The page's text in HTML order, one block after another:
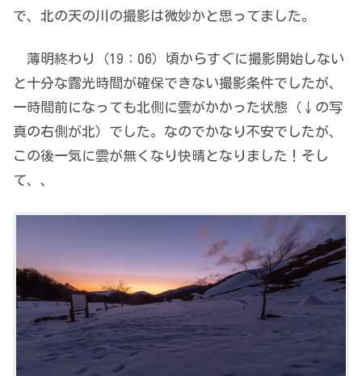
で、北の天の川の撮影は微妙かと思ってました。
薄明終わり（19：06）頃からすぐに撮影開始しない
と十分な露光時間が確保できない撮影条件でしたが、
一時間前になっても北側に雲がかかった状態（↓の写
真の右側が北）でした。なのでかなり不安でしたが、
この後一気に雲が無くなり快晴となりました！そし
て、、